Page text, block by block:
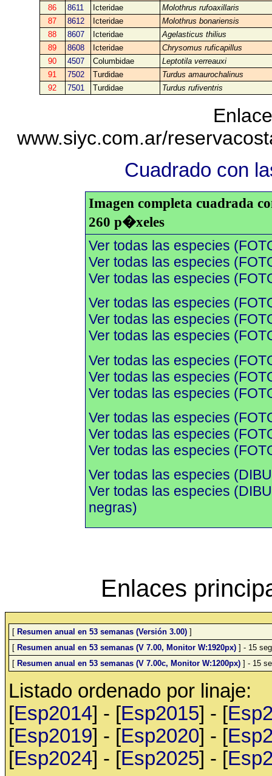
86
8611 Icteridae
Molothrus rufoaxillaris
87
8612 Icteridae
Molothrus bonariensis
88
8607 Icteridae
Agelasticus thilius
89
8608 Icteridae
Chrysomus ruficapillus
90
4507 Columbidae
Leptotila verreauxi
91
7502 Turdidae
Turdus amaurochalinus
92
7501 Turdidae Turdus rufiventris
www.siyc.com.ar/
Cuadrado con
Imagen completa cuadrada
260 p�xeles
Ver todas las especies
Ver todas las especies
Ver todas las especies
Ver todas las especies
Ver todas las especies
Ver todas las especies
Ver todas las especies
Ver todas las especies
Ver todas las especies
Ver todas las especies
Ver todas las especies
Ver todas las especies
Ver todas las especies
Ver todas las especies
negras)
Enlaces
[ Resumen anual en 53 semanas (Versión 3.00) ]
[ Resumen anual en 53 semanas (V 7.00, Monitor W:1920px) ] - 15
[ Resumen anual en 53 semanas (V 7.00c, Monitor W:1200px) ] - 15
Listado ordenado por linaje:
[Esp2014] - [Esp2015] - [
[Esp2019] - [Esp2020] - [
[Esp2024] - [Esp2025] - [